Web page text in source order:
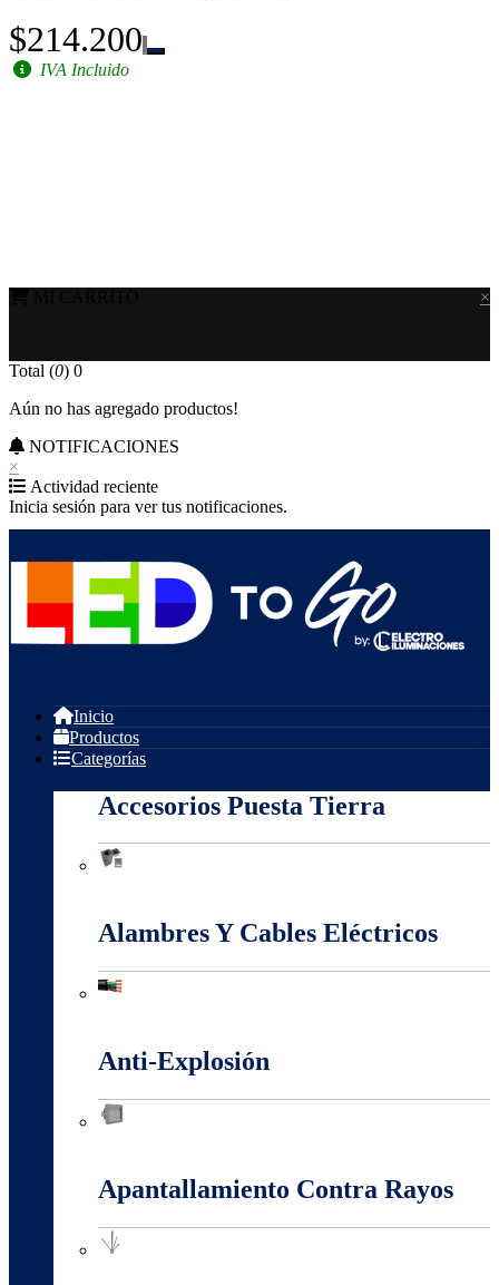
$214.200
IVA Incluido
×
Total (0) 0
Aún no has agregado productos!
NOTIFICACIONES
×
Actividad reciente
Inicia sesión para ver tus notificaciones.
Inicio
Productos
Categorías
Accesorios Puesta Tierra
Alambres Y Cables Eléctricos
Anti-Explosión
Apantallamiento Contra Rayos